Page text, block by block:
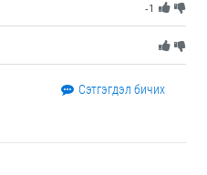
-1
Сэтгэгдэл бичих